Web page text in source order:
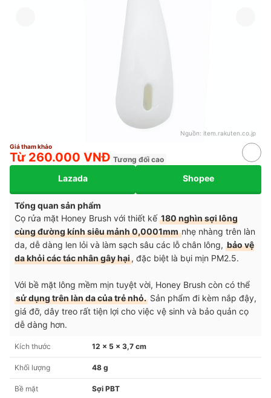
Nguồn: item.rakuten.co.jp
Giá tham khảo
Từ 260.000 VNĐ Tương đối cao
Lazada Shopee
Tổng quan sản phẩm
Cọ rửa mặt Honey Brush với thiết kế 180 nghìn sợi lông
cùng đường kính siêu mảnh 0,0001mmnhẹ nhàng trên làn
da, dễ dàng len lỏi và làm sạch sâu các lỗ chân lông, bảo vệ
da khỏi các tác nhân gây hại, đặc biệt là bụi mịn PM2.5.
Với bề mặt lông mềm mịn tuyệt vời, Honey Brush còn có thể
sử dụng trên làn da của trẻ nhỏ. Sản phẩm đi kèm nắp đậy,
giá đỡ, dây treo rất tiện lợi cho việc vệ sinh và bảo quản cọ
dễ dàng hơn.
Kích thước 12 x 5 x 3,7 cm
Khối lượng 48 g
Bề mặt Sợi PBT